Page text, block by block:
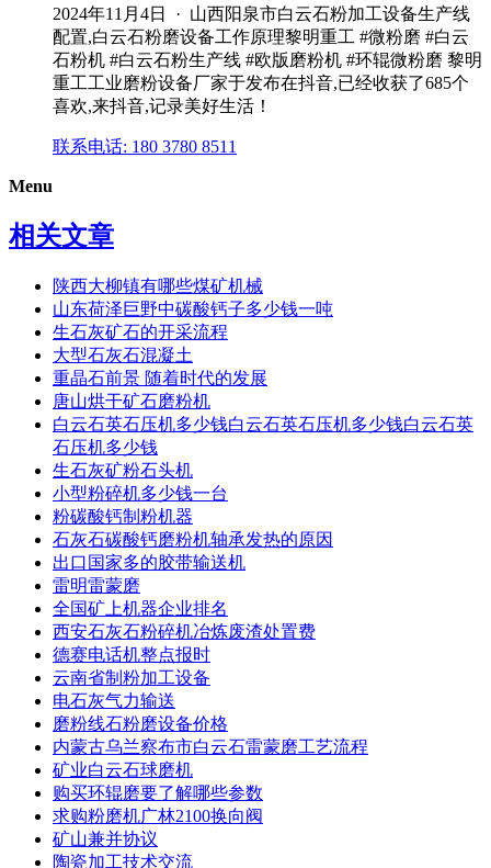
2024年11月4日 · 山西阳泉市白云石粉加工设备生产线
配置,白云石粉磨设备工作原理黎明重工 #微粉磨 #白云
石粉机 #白云石粉生产线 #欧版磨粉机 #环辊微粉磨 黎明
重工工业磨粉设备厂家于发布在抖音,已经收获了685个
喜欢,来抖音,记录美好生活！
联系电话: 180 3780 8511
Menu
相关文章
陕西大柳镇有哪些煤矿机械
山东荷泽巨野中碳酸钙子多少钱一吨
生石灰矿石的开采流程
大型石灰石混凝土
重晶石前景 随着时代的发展
唐山烘干矿石磨粉机
白云石英石压机多少钱白云石英石压机多少钱白云石英
石压机多少钱
生石灰矿粉石头机
小型粉碎机多少钱一台
粉碳酸钙制粉机器
石灰石碳酸钙磨粉机轴承发热的原因
出口国家多的胶带输送机
雷明雷蒙磨
全国矿上机器企业排名
西安石灰石粉碎机冶炼废渣处置费
德赛电话机整点报时
云南省制粉加工设备
电石灰气力输送
磨粉线石粉磨设备价格
内蒙古乌兰察布市白云石雷蒙磨工艺流程
矿业白云石球磨机
购买环辊磨要了解哪些参数
求购粉磨机广林2100换向阀
矿山兼并协议
陶瓷加工技术交流